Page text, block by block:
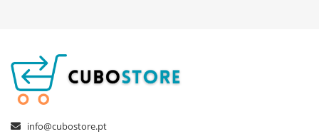
info@cubostore.pt